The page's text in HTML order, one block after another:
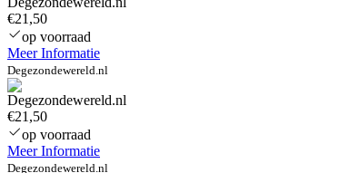
€21,50
op voorraad
Meer Informatie
Degezondewereld.nl
€21,50
op voorraad
Meer Informatie
Degezondewereld.nl